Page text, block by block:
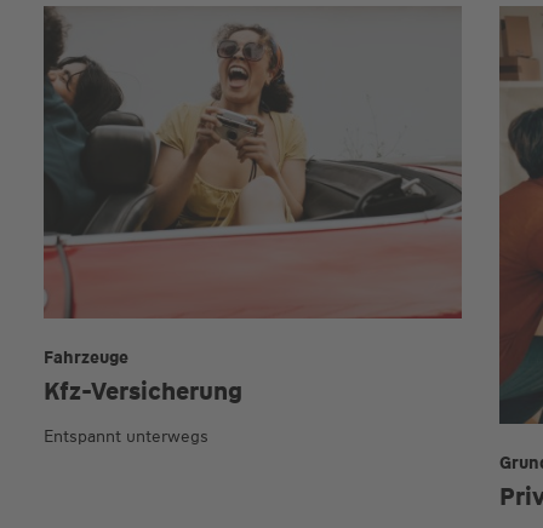
Kfz-Versicherung
Fahrzeuge
Entspannt unterwegs